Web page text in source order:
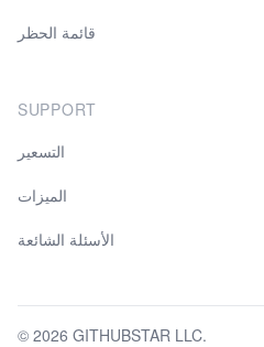
قائمة الحظر
SUPPORT
التسعير
الميزات
الأسئلة الشائعة
© 2026 GITHUBSTAR LLC.